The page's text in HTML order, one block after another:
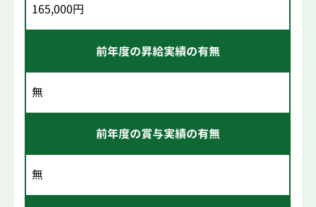
165,000円
前年度の昇給実績の有無
無
前年度の賞与実績の有無
無